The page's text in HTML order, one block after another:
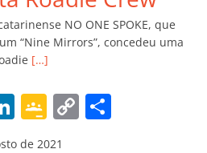
ss
ro
o
m
ar
NO ONE SPOKE, que
“Nine Mirrors”, concedeu uma
[…]
Li
n
G
o
C
de 2021